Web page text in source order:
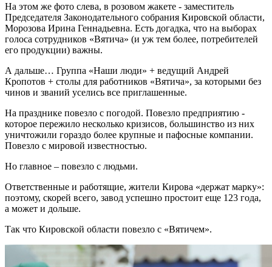
На этом же фото слева, в розовом жакете - заместитель
Председателя Законодательного собрания Кировской области,
Морозова Ирина Геннадьевна. Есть догадка, что на выборах
голоса сотрудников «Вятича» (и уж тем более, потребителей
его продукции) важны.
А дальше… Группа «Наши люди» + ведущий Андрей
Кропотов + столы для работников «Вятича», за которыми без
чинов и званий уселись все приглашенные.
На празднике повезло с погодой. Повезло предприятию -
которое пережило несколько кризисов, большинство из них
уничтожили гораздо более крупные и пафосные компании.
Повезло с мировой известностью.
Но главное – повезло с людьми.
Ответственные и работящие, жители Кирова «держат марку»:
поэтому, скорей всего, завод успешно простоит еще 123 года,
а может и дольше.
Так что Кировской области повезло с «Вятичем».